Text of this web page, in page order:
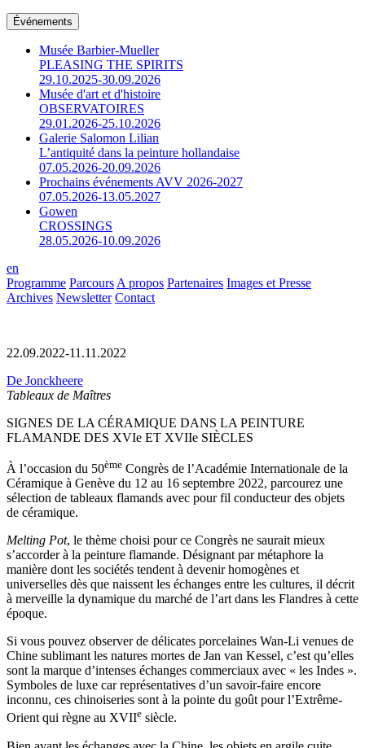
Événements
Musée Barbier-Mueller
PLEASING THE SPIRITS
29.10.2025-30.09.2026
Musée d'art et d'histoire
OBSERVATOIRES
29.01.2026-25.10.2026
Galerie Salomon Lilian
L’antiquité dans la peinture hollandaise
07.05.2026-20.09.2026
Prochains événements AVV 2026-2027
07.05.2026-13.05.2027
Gowen
CROSSINGS
28.05.2026-10.09.2026
en
Programme Parcours A propos Partenaires Images et Presse
Archives Newsletter Contact
22.09.2022-11.11.2022
De Jonckheere
Tableaux de Maîtres
SIGNES DE LA CÉRAMIQUE DANS LA PEINTURE
FLAMANDE DES XVIe ET XVIIe SIÈCLES
À l’occasion du 50ème Congrès de l’Académie Internationale de la
Céramique à Genève du 12 au 16 septembre 2022, parcourez une
sélection de tableaux flamands avec pour fil conducteur des objets
de céramique.
Melting Pot, le thème choisi pour ce Congrès ne saurait mieux
s’accorder à la peinture flamande. Désignant par métaphore la
manière dont les sociétés tendent à devenir homogènes et
universelles dès que naissent les échanges entre les cultures, il décrit
à merveille la dynamique du marché de l’art dans les Flandres à cette
époque.
Si vous pouvez observer de délicates porcelaines Wan-Li venues de
Chine sublimant les natures mortes de Jan van Kessel, c’est qu’elles
sont la marque d’intenses échanges commerciaux avec « les Indes ».
Symboles de luxe car représentatives d’un savoir-faire encore
inconnu, ces chinoiseries sont à la pointe du goût pour l’Extrême-
Orient qui règne au XVIIe siècle.